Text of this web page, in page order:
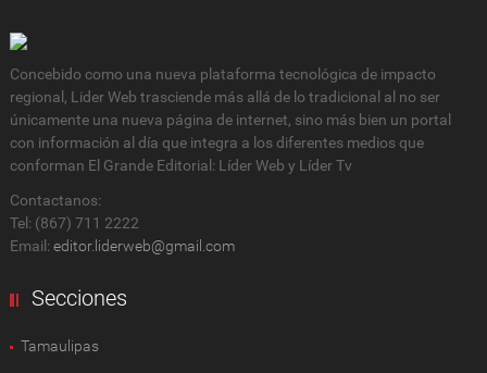
Concebido como una nueva plataforma tecnológica de impacto
regional, Lider Web trasciende más allá de lo tradicional al no ser
únicamente una nueva página de internet, sino más bien un portal
con información al día que integra a los diferentes medios que
conforman El Grande Editorial: Líder Web y Líder Tv
Contactanos:
Tel: (867) 711 2222
Email: editor.liderweb@gmail.com
Secciones
Tamaulipas